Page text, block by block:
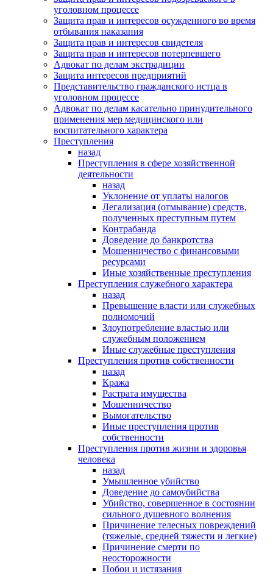
уголовном процессе
Защита прав и интересов осужденного во время
отбывания наказания
Защита прав и интересов свидетеля
Защита прав и интересов потерпевшего
Адвокат по делам экстрадиции
Защита интересов предприятий
Представительство гражданского истца в
уголовном процессе
Адвокат по делам касательно принудительного
применения мер медицинского или
воспитательного характера
Преступления
назад
Преступления в сфере хозяйственной
деятельности
назад
Уклонение от уплаты налогов
Легализация (отмывание) средств,
полученных преступным путем
Контрабанда
Доведение до банкротства
Мошенничество с финансовыми
ресурсами
Иные хозяйственные преступления
Преступления служебного характера
назад
Превышение власти или служебных
полномочий
Злоупотребление властью или
служебным положением
Иные служебные преступления
Преступления против собственности
назад
Кража
Растрата имущества
Мошенничество
Вымогательство
Иные преступления против
собственности
Преступления против жизни и здоровья
человека
назад
Умышленное убийство
Доведение до самоубийства
Убийство, совершенное в состоянии
сильного душевного волнения
Причинение телесных повреждений
(тяжелые, средней тяжести и легкие)
Причинение смерти по
неосторожности
Побои и истязания